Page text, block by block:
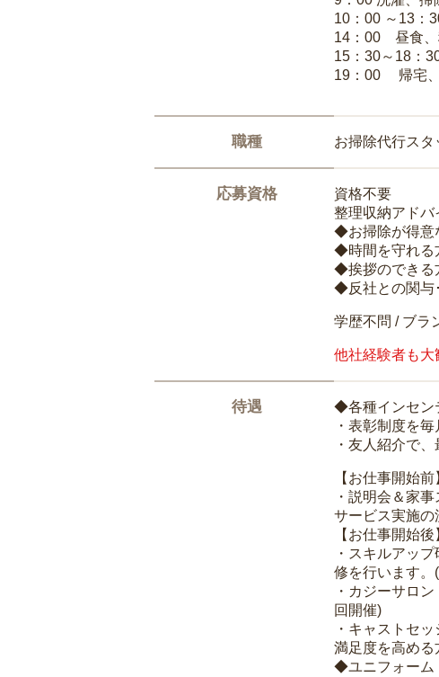
10：00 ～13
14：00 昼食、
15：30～18：
19：00 帰宅
職種 お掃除代行スタ
応募資格
資格不要
整理収納アドバ
◆お掃除が得意
◆時間を守れる
◆挨拶のできる
◆反社との関与
学歴不問 / ブラ
他社経験者も大
待遇
◆各種インセン
・表彰制度を
・友人紹介で
【お仕事開始前
・説明会＆家
サービス実施の
【お仕事開始後
・スキルアッ
修を行います。
・カジーサロ
回開催)
・キャストセ
満足度を高める
◆ユニフォーム